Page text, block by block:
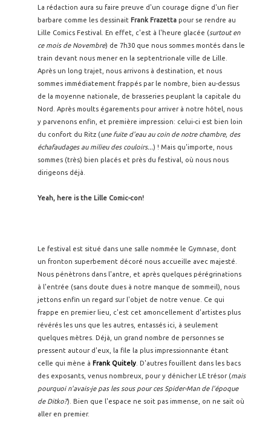
La rédaction aura su faire preuve d'un courage digne d'un fier
barbare comme les dessinait Frank Frazetta pour se rendre au
Lille Comics Festival. En effet, c'est à l'heure glacée (surtout en
ce mois de Novembre) de 7h30 que nous sommes montés dans le
train devant nous mener en la septentrionale ville de Lille.
Après un long trajet, nous arrivons à destination, et nous
sommes immédiatement frappés par le nombre, bien au-dessus
de la moyenne nationale, de brasseries peuplant la capitale du
Nord. Après moults égarements pour arriver à notre hôtel, nous
y parvenons enfin, et première impression: celui-ci est bien loin
du confort du Ritz (une fuite d'eau au coin de notre chambre, des
échafaudages au milieu des couloirs...) ! Mais qu'importe, nous
sommes (très) bien placés et près du festival, où nous nous
dirigeons déjà.
Yeah, here is the Lille Comic-con!
Le festival est situé dans une salle nommée le Gymnase, dont
un fronton superbement décoré nous accueille avec majesté.
Nous pénètrons dans l'antre, et après quelques pérégrinations
à l'entrée (sans doute dues à notre manque de sommeil), nous
jettons enfin un regard sur l'objet de notre venue. Ce qui
frappe en premier lieu, c'est cet amoncellement d'artistes plus
révérés les uns que les autres, entassés ici, à seulement
quelques mètres. Déjà, un grand nombre de personnes se
pressent autour d'eux, la file la plus impressionnante étant
celle qui mène à Frank Quitely . D'autres fouillent dans les bacs
des exposants, venus nombreux, pour y dénicher LE trésor (mais
pourquoi n'avais-je pas les sous pour ces Spider-Man de l'époque
de Ditko?). Bien que l'espace ne soit pas immense, on ne sait où
aller en premier.